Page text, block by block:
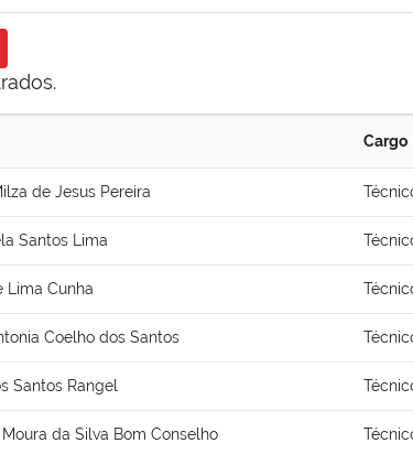
Cargo
de Jesus Pereira
Santos Lima
Lima Cunha
Coelho dos Santos
Santos Rangel
da Silva Bom Conselho